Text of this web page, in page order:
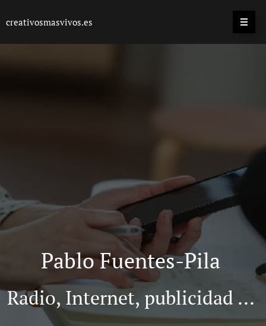
creativosmasvivos.es
Pablo Fuentes-Pila
Radio, Internet, publicidad ...